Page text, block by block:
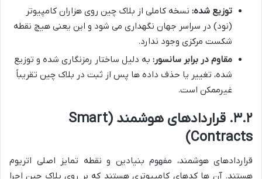
توزیع شده: نسخه کاملی از بلاک چین روی هزاران کامپیوتر
(نود) در سراسر جهان نگهداری می شود و این یعنی هیچ نقطه
شکست مرکزی وجود ندارد.
مقاوم در برابر سانسور: به دلیل ساختار رمزنگاری شده و توزیع
شده، تغییر یا حذف داده ها پس از ثبت در بلاک چین تقریباً
غیرممکن است.
۳.۲. قراردادهای هوشمند (Smart
Contracts)
قراردادهای هوشمند، مفهوم بنیادین و نقطه تمایز اصلی اتریوم
هستند. آن ها کدهای کامپیوتری هستند که بر روی بلاک چین اجرا